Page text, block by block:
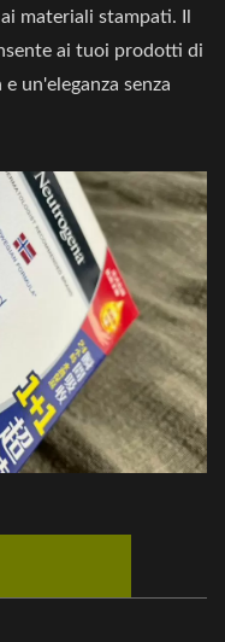
materiali stampati. Il
ai tuoi prodotti di
un'eleganza senza